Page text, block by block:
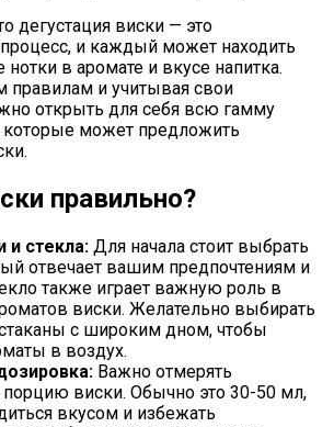
дегустация виски — это
и каждый может находить
в аромате и вкусе напитка.
правилам и учитывая свои
открыть для себя всю гамму
которые может предложить
правильно?
и стекла: Для начала стоит выбрать
отвечает вашим предпочтениям и
также играет важную роль в
виски. Желательно выбирать
с широким дном, чтобы
в воздух.
Важно отмерять
виски. Обычно это 30-50 мл,
вкусом и избежать